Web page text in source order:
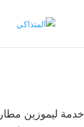
خدمة ليموزين